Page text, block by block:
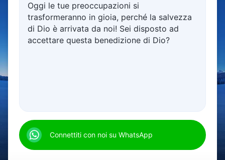
di raggiungere la verità,
state vivendo con sempre più
coscienza e ragione,
di fare il vostro dovere di esseri creati
e di rendere testimonianza a Dio.
Oggi le tue preoccupazioni si
trasformeranno in gioia, perché la salvezza
di Dio è arrivata da noi! Sei disposto ad
accettare questa benedizione di Dio?
Connettiti con noi su WhatsApp